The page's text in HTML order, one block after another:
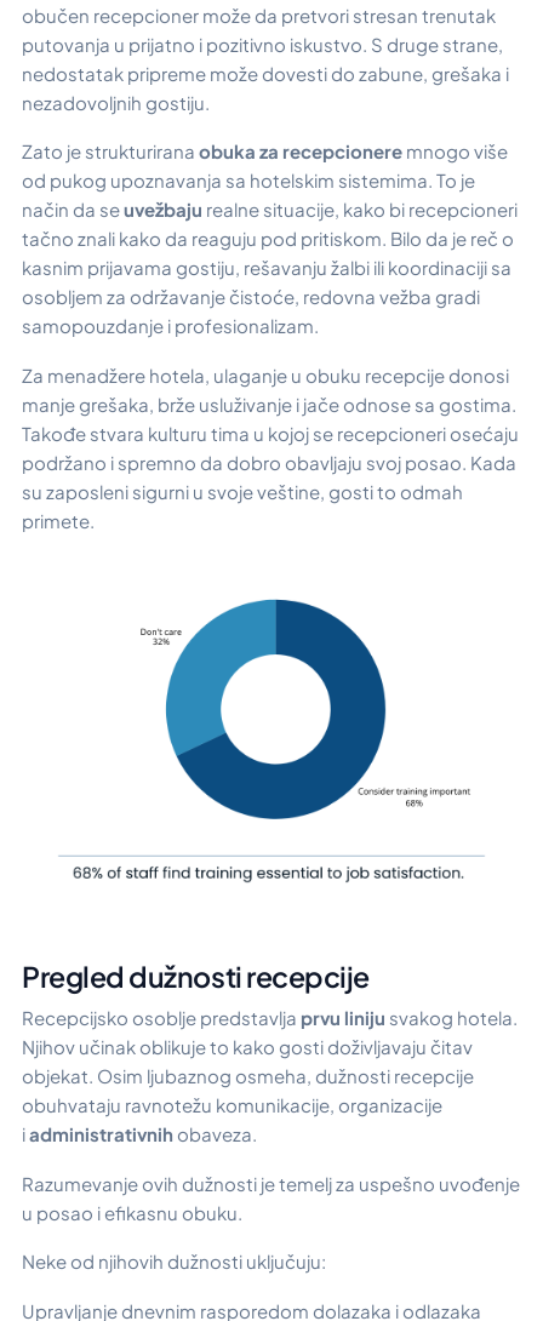
obučen recepcioner može da pretvori stresan trenutak
putovanja u prijatno i pozitivno iskustvo. S druge strane,
nedostatak pripreme može dovesti do zabune, grešaka i
nezadovoljnih gostiju.
Zato je strukturirana obuka za recepcionere mnogo više
od pukog upoznavanja sa hotelskim sistemima. To je
način da seuvežbaju realne situacije, kako bi recepcioneri
tačno znali kako da reaguju pod pritiskom. Bilo da je reč o
kasnim prijavama gostiju, rešavanju žalbi ili koordinaciji sa
osobljem za održavanje čistoće, redovna vežba gradi
samopouzdanje i profesionalizam.
Za menadžere hotela, ulaganje u obuku recepcije donosi
manje grešaka, brže usluživanje i jače odnose sa gostima.
Takođe stvara kulturu tima u kojoj se recepcioneri osećaju
podržano i spremno da dobro obavljaju svoj posao. Kada
su zaposleni sigurni u svoje veštine, gosti to odmah
primete.
Pregled dužnosti recepcije
Recepcijsko osoblje predstavlja prvu liniju svakog hotela.
Njihov učinak oblikuje to kako gosti doživljavaju čitav
objekat. Osim ljubaznog osmeha, dužnosti recepcije
obuhvataju ravnotežu komunikacije, organizacije
iadministrativnih obaveza.
Razumevanje ovih dužnosti je temelj za uspešno uvođenje
u posao i efikasnu obuku.
Neke od njihovih dužnosti uključuju:
Upravljanje dnevnim rasporedom dolazaka i odlazaka